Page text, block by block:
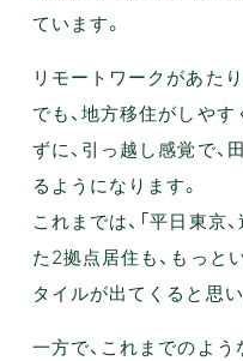
ています。
リモートワークがあた
でも、地方移住がしやす
ずに、引っ越し感覚で、
るようになります。
これまでは、「平日東京
た2拠点居住も、もっと
タイルが出てくると思い
一方で、これまでのよ